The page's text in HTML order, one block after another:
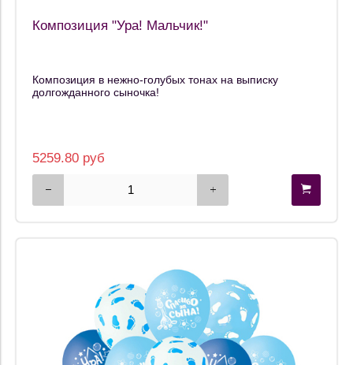
Композиция "Ура! Мальчик!"
Композиция в нежно-голубых тонах на выписку
долгожданного сыночка!
5259.80 руб